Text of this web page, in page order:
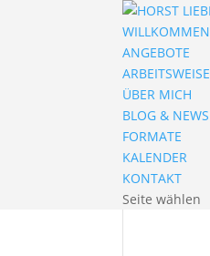
WILLKOMMEN
ANGEBOTE
ARBEITSWEISE
ÜBER MICH
BLOG & NEWS
FORMATE
KALENDER
KONTAKT
Seite wählen